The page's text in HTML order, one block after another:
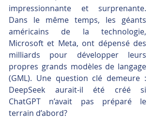
impressionnante et surprenante.
Dans le même temps, les géants
américains de la technologie,
Microsoft et Meta, ont dépensé des
milliards pour développer leurs
propres grands modèles de langage
(GML). Une question clé demeure :
DeepSeek aurait-il été créé si
ChatGPT n’avait pas préparé le
terrain d’abord?